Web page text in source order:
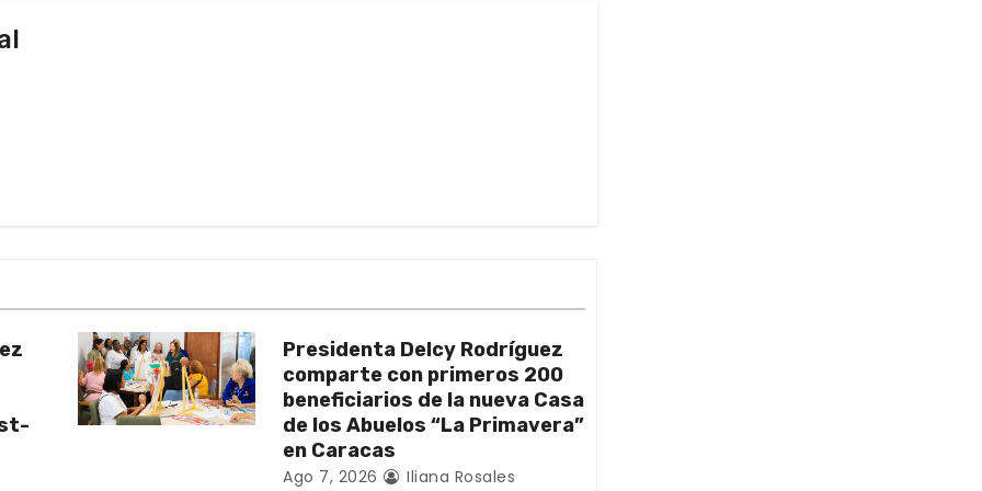
Presidenta Delcy Rodríguez
comparte con primeros 200
beneficiarios de la nueva Casa
de los Abuelos “La Primavera”
en Caracas
Ago 7, 2026 Iliana Rosales